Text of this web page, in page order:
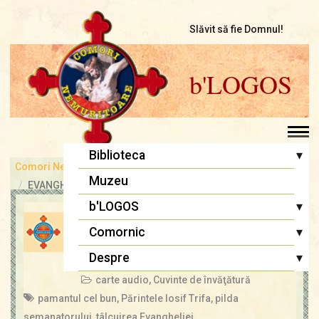
Slăvit să fie Domnul!
b'LOGOS
Biblioteca ▾
Fr. Ioan Marini
Muzeu
b'LOGOS
▾
Lupta cea bună
Multimedia
Pagina copiilor
Comornic ▾
Biblia Ortodoxă
Psaltirea
Despre ▾
Termeni și Condiții
Condiții de Colaborare
Comori Nemuritoare
bLOGOS
EVANGHELIA DUMINICII A 21-A DUPĂ RUSALII
EVANGHELIA DUMINICII A
21-A DUPĂ RUSALII
admin
carte audio, Cuvinte de învăţătură
pamantul cel bun, Părintele Iosif Trifa, pilda
semanatorului,tâlcuirea Evangheliei